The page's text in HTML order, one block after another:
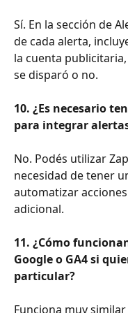
Sí. En la sección de
de cada alerta,
la cuenta
se disparó o no.
10. ¿Es necesario
para integrar
No. Podés utilizar
necesidad de tener
automatizar
adicional.
11. ¿Cómo
Google o GA4 si
particular?
Funciona muy